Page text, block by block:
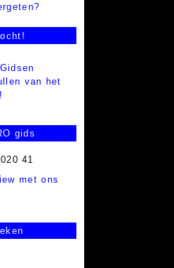
van het
gids
met ons